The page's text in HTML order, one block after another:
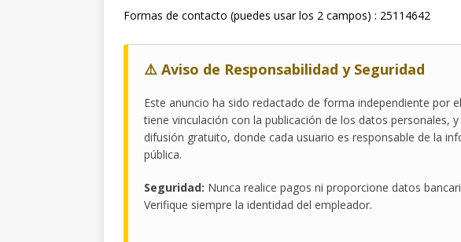
Formas de contacto (puedes usar los 2 campos) : 25114642
⚠️ Aviso de Responsabilidad y Seguridad
Este anuncio ha sido redactado de forma independiente por
tiene vinculación con la publicación de los datos personales,
difusión gratuito, donde cada usuario es responsable de la
pública.
Seguridad: Nunca realice pagos ni proporcione datos
Verifique siempre la identidad del empleador.